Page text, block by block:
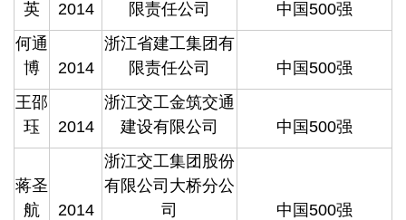
英
2014
限责任公司
中国500强
何通
博
2014
浙江省建工集团有
限责任公司
中国500强
王邵
珏
2014
浙江交工金筑交通
建设有限公司
中国500强
蒋圣
航
2014
浙江交工集团股份
有限公司大桥分公
司
中国500强